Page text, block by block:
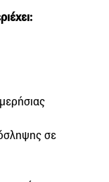
σε